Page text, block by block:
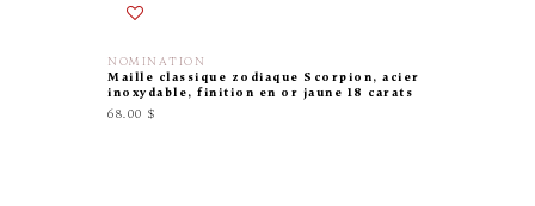
NOMINATION
Maille classique zodiaque Scorpion, acier
inoxydable, finition en or jaune 18 carats
68.00 $